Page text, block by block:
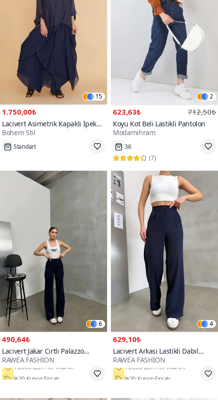
15
1.750,00₺
Lacivert Asimetrik Kapaklı İpek
Şalvar Pantolon
Bohem Stil
500+
Standart
2
623,63₺ 712,50₺
Koyu Kot Beli Lastikli Pantolon
Modamihram
100+
36
(7)
6
490,64₺
Lacivert Jakar Cırtlı Palazzo
Pantolon
RAWEA FASHİON
4
629,10₺
Lacivert Arkası Lastikli Dabıl
Kumaş Palazzo Pantolon
RAWEA FASHİON